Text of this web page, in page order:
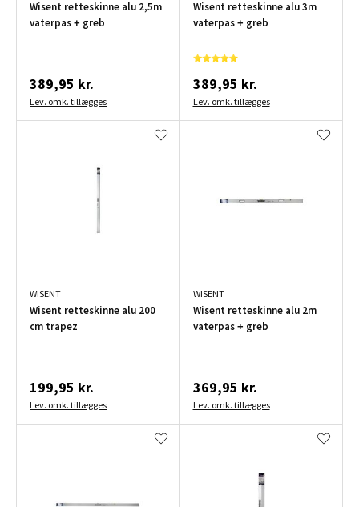
Wisent retteskinne alu 2,5m
vaterpas + greb
389,95 kr.
Lev. omk. tillægges
Wisent retteskinne alu 3m
vaterpas + greb
389,95 kr.
Lev. omk. tillægges
WISENT
Wisent retteskinne alu 200
cm trapez
199,95 kr.
Lev. omk. tillægges
WISENT
Wisent retteskinne alu 2m
vaterpas + greb
369,95 kr.
Lev. omk. tillægges